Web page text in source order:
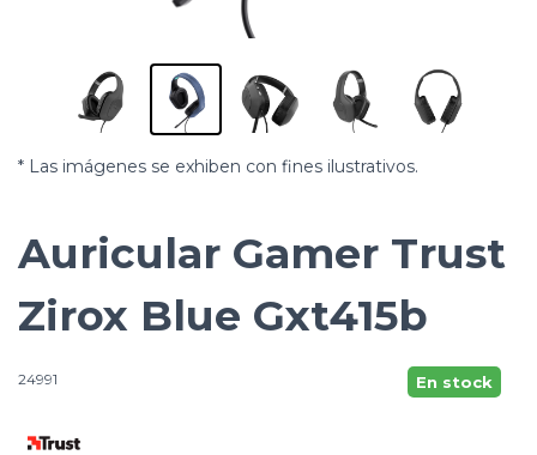
* Las imágenes se exhiben con fines ilustrativos.
Auricular Gamer Trust
Zirox Blue Gxt415b
24991 En stock